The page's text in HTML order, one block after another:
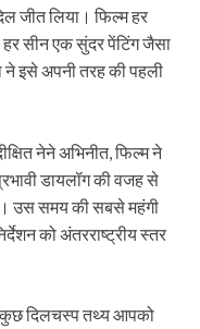
जीत लिया। फिल्म हर
हर सीन एक सुंदर पेंटिंग जैसा
इसे अपनी तरह की पहली
नेने अभिनीत, फिल्म ने
डायलॉग की वजह से
उस समय की सबसे महंगी
को अंतरराष्ट्रीय स्तर
दिलचस्प तथ्य आपको